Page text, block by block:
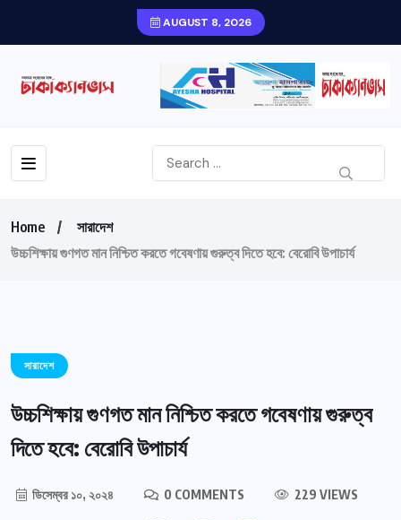
AUGUST 8, 2026
Home
সারাদেশ
উচ্চশিক্ষায় গুণগত মান নিশ্চিত করতে গবেষণায় গুরুত্ব দিতে হবে: বেরোবি উপাচার্য
সারাদেশ
উচ্চশিক্ষায় গুণগত মান নিশ্চিত করতে গবেষণায় গুরুত্ব
দিতে হবে: বেরোবি উপাচার্য
ডিসেম্বর ১০, ২০২৪ 0 COMMENTS 229 VIEWS